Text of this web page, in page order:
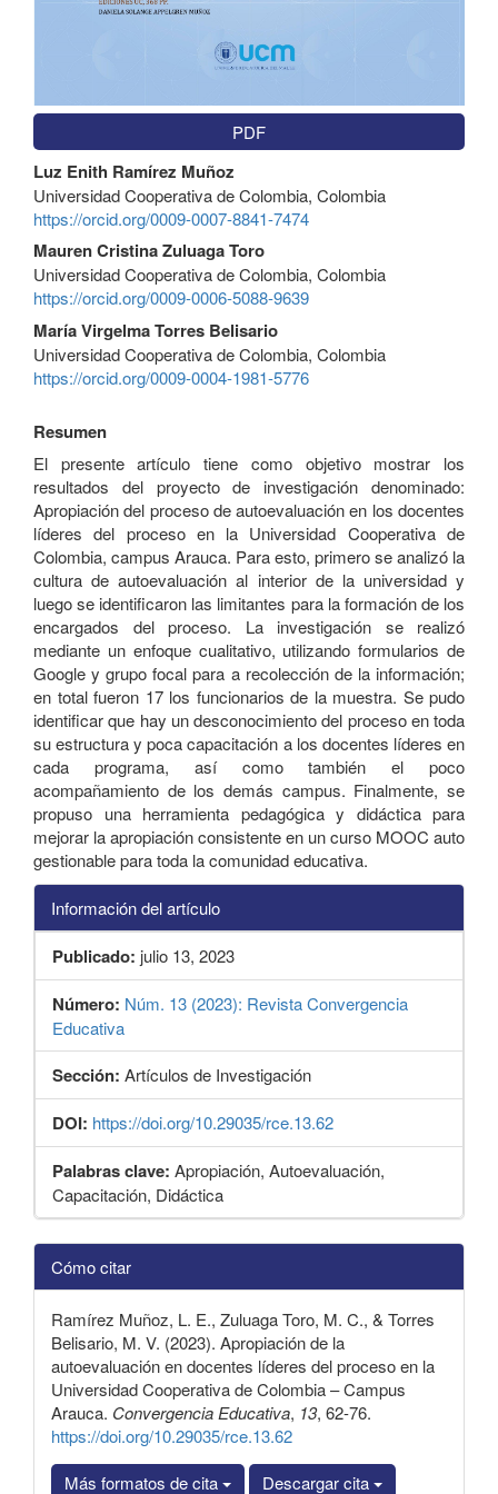
PDF
Contenido
principal
del
artículo
Luz Enith Ramírez Muñoz
Universidad Cooperativa de Colombia, Colombia
https://orcid.org/0009-0007-8841-7474
Mauren Cristina Zuluaga Toro
Universidad Cooperativa de Colombia, Colombia
https://orcid.org/0009-0006-5088-9639
María Virgelma Torres Belisario
Universidad Cooperativa de Colombia, Colombia
https://orcid.org/0009-0004-1981-5776
Resumen
El presente artículo tiene como objetivo mostrar los
resultados del proyecto de investigación denominado:
Apropiación del proceso de autoevaluación en los docentes
líderes del proceso en la Universidad Cooperativa de
Colombia, campus Arauca. Para esto, primero se analizó la
cultura de autoevaluación al interior de la universidad y
luego se identificaron las limitantes para la formación de los
encargados del proceso. La investigación se realizó
mediante un enfoque cualitativo, utilizando formularios de
Google y grupo focal para a recolección de la información;
en total fueron 17 los funcionarios de la muestra. Se pudo
identificar que hay un desconocimiento del proceso en toda
su estructura y poca capacitación a los docentes líderes en
cada programa, así como también el poco
acompañamiento de los demás campus. Finalmente, se
propuso una herramienta pedagógica y didáctica para
mejorar la apropiación consistente en un curso MOOC auto
gestionable para toda la comunidad educativa.
Información del artículo
Publicado: julio 13, 2023
Número: Núm. 13 (2023): Revista Convergencia
Educativa
Sección: Artículos de Investigación
DOI: https://doi.org/10.29035/rce.13.62
Palabras clave: Apropiación, Autoevaluación,
Capacitación, Didáctica
Detalles
del
artículo
Cómo citar
Ramírez Muñoz, L. E., Zuluaga Toro, M. C., & Torres
Belisario, M. V. (2023). Apropiación de la
autoevaluación en docentes líderes del proceso en la
Universidad Cooperativa de Colombia – Campus
Arauca. Convergencia Educativa, 13, 62-76.
https://doi.org/10.29035/rce.13.62
Más formatos de cita
Descargar cita